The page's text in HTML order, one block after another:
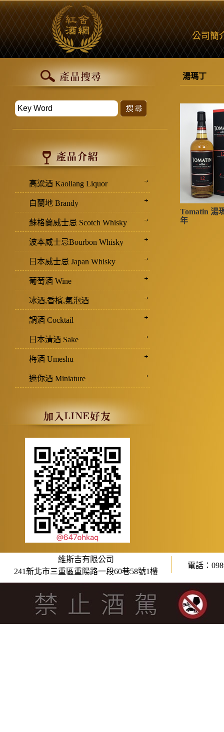
公司簡
高粱酒 Kaoliang Liquor
白蘭地 Brandy
蘇格蘭威士忌 Scotch Whisky
波本威士忌Bourbon Whisky
日本威士忌 Japan Whisky
葡萄酒 Wine
冰酒,香檳,氣泡酒
調酒 Cocktail
日本清酒 Sake
梅酒 Umeshu
迷你酒 Miniature
湯瑪丁
Tomatin 湯
年
維斯吉有限公司
241新北市三重區重陽路一段60巷58號1樓
電話：